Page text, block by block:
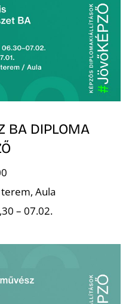
BA DIPLOMA
Aula
– 07.02.